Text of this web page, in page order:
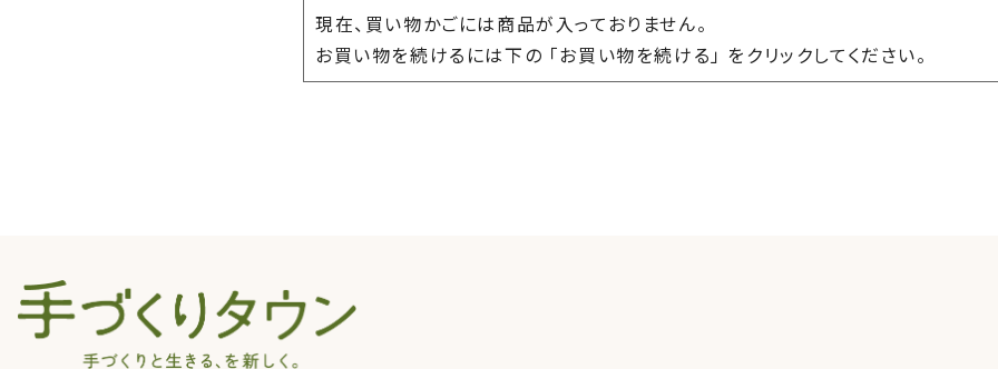
現在、買い物かごには商品が入っておりません。
お買い物を続けるには下の 「お買い物を続ける」 をクリックしてください。